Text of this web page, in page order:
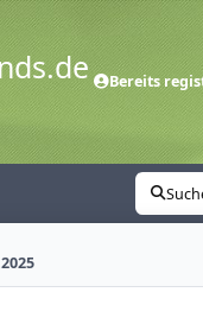
Bereits